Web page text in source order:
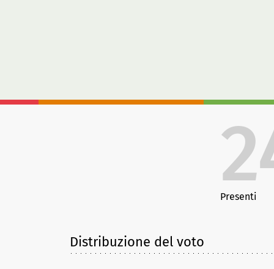
Presenti
Distribuzione del voto